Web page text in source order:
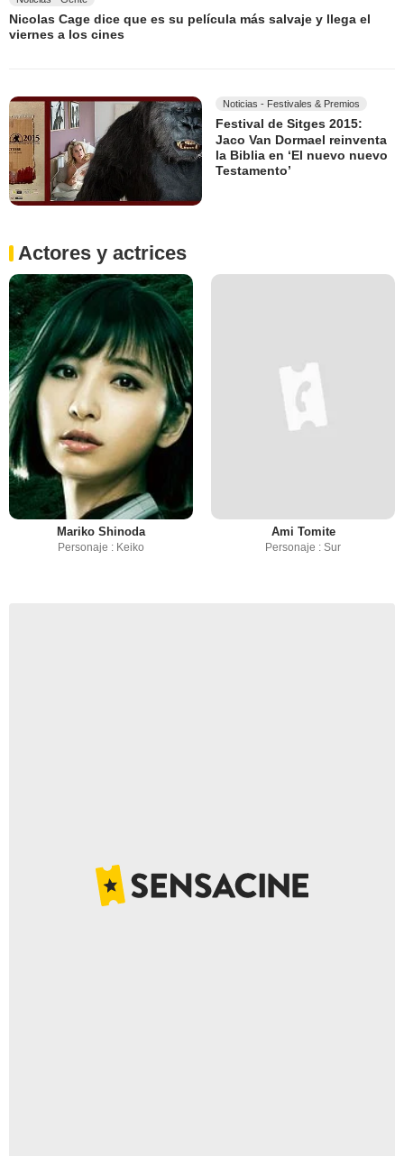
Nicolas Cage dice que es su película más salvaje y llega el
viernes a los cines
Noticias - Festivales & Premios
Festival de Sitges 2015:
Jaco Van Dormael reinventa
la Biblia en ‘El nuevo nuevo
Testamento’
Actores y actrices
Mariko Shinoda
Personaje : Keiko
Ami Tomite
Personaje : Sur